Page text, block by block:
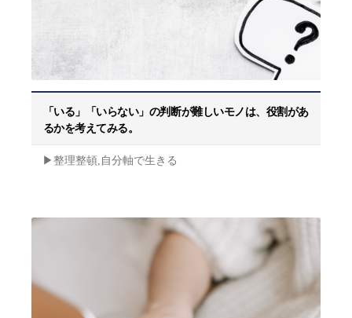
「いる」「いらない」の判断が難しいモノは、役割があ
るかを考えてみる。
▶︎整理整頓,自分軸で生きる